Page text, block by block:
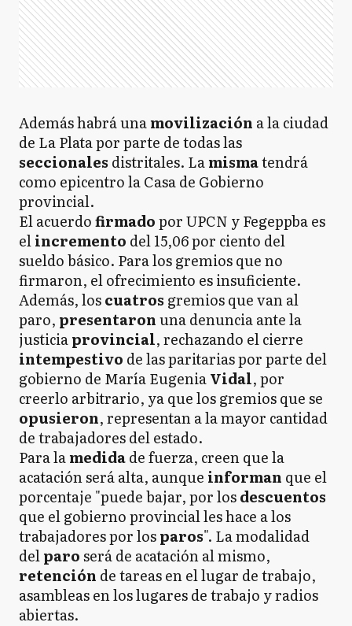
Además habrá unamovilización a la ciudad
de La Plata por parte de todas las
seccionales distritales. Lamismatendrá
como epicentro la Casa de Gobierno
provincial.
El acuerdofirmadopor UPCN y Fegeppba es
elincremento del 15,06 por ciento del
sueldo básico. Para los gremios que no
firmaron, el ofrecimiento es insuficiente.
Además, loscuatros gremios que van al
paro, presentaronuna denuncia ante la
justiciaprovincial, rechazando el cierre
intempestivo de las paritarias por parte del
gobierno de María EugeniaVidal, por
creerlo arbitrario, ya que los gremios que se
opusieron, representan a la mayor cantidad
de trabajadores del estado.
Para lamedidade fuerza, creen que la
acatación será alta, aunque informan que el
porcentaje "puede bajar, por losdescuentos
que el gobierno provincial les hace a los
trabajadores por losparos". La modalidad
delparoserá de acatación al mismo,
retención de tareas en el lugar de trabajo,
asambleas en los lugares de trabajo y radios
abiertas.